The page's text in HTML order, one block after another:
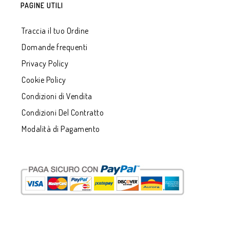
PAGINE UTILI
Traccia il tuo Ordine
Domande frequenti
Privacy Policy
Cookie Policy
Condizioni di Vendita
Condizioni Del Contratto
Modalità di Pagamento